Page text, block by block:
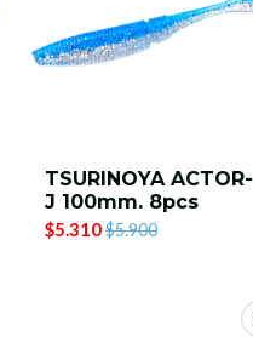
TSURINOYA ACTOR-
J 100mm. 8pcs
$5.310$5.900